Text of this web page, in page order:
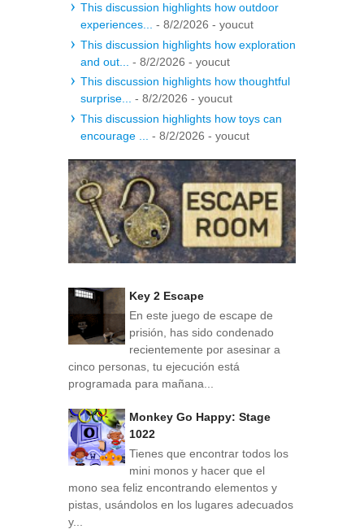
This discussion highlights how outdoor
experiences...
- 8/2/2026 - youcut
This discussion highlights how exploration
and out...
- 8/2/2026 - youcut
This discussion highlights how thoughtful
surprise...
- 8/2/2026 - youcut
This discussion highlights how toys can
encourage ...
- 8/2/2026 - youcut
Key 2 Escape
En este juego de escape de
prisión, has sido condenado
recientemente por asesinar a
cinco personas, tu ejecución está
programada para mañana...
Monkey Go Happy: Stage
1022
Tienes que encontrar todos los
mini monos y hacer que el
mono sea feliz encontrando elementos y
pistas, usándolos en los lugares adecuados
y...